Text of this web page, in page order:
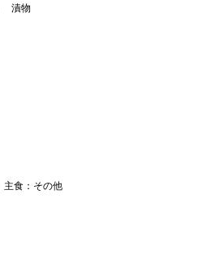
漬物
主食：その他